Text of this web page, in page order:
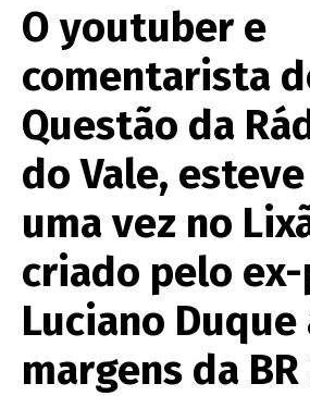
O youtuber e
comentarista
Questão da
do Vale,
uma vez no
criado pelo
Luciano Duque
margens da BR